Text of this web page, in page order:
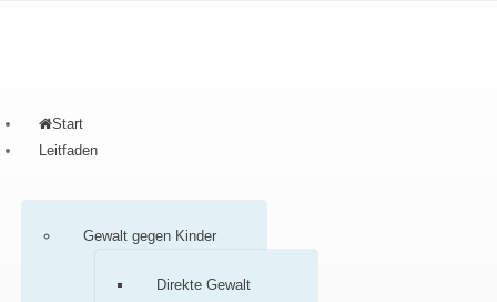
Start
Leitfaden
Gewalt gegen Kinder
Direkte Gewalt